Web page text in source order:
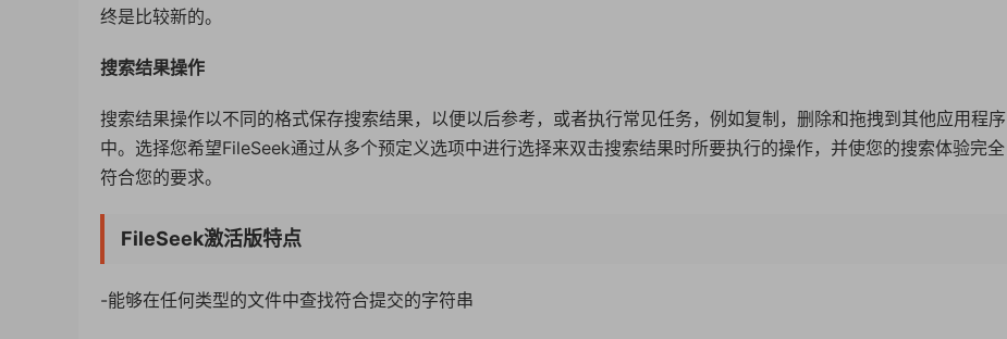
终是比较新的。
搜索结果操作
搜索结果操作以不同的格式保存搜索结果，以便以后参考，或者执行常见任务，例如复制，删除和拖拽到其他应用程序
中。选择您希望FileSeek通过从多个预定义选项中进行选择来双击搜索结果时所要执行的操作，并使您的搜索体验完全
符合您的要求。
FileSeek激活版特点
-能够在任何类型的文件中查找符合提交的字符串